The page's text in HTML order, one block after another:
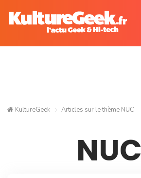
KultureGeek Articles sur le thème NUC
NUC